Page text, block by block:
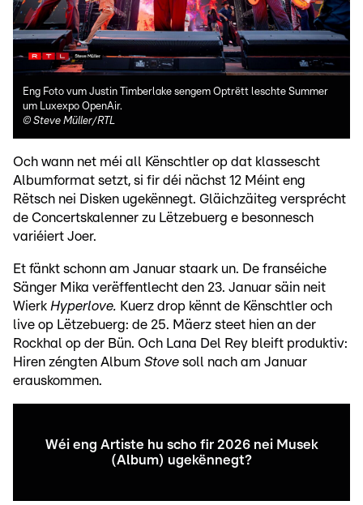
Eng Foto vum Justin Timberlake sengem Optrëtt leschte Summer
um Luxexpo OpenAir.
© Steve Müller/RTL
Och wann net méi all Kënschtler op dat klassescht
Albumformat setzt, si fir déi nächst 12 Méint eng
Rëtsch nei Disken ugekënnegt. Gläichzäiteg versprécht
de Concertskalenner zu Lëtzebuerg e besonnesch
variéiert Joer.
Et fänkt schonn am Januar staark un. De franséiche
Sänger Mika verëffentlecht den 23. Januar säin neit
Wierk Hyperlove. Kuerz drop kënnt de Kënschtler och
live op Lëtzebuerg: de 25. Mäerz steet hien an der
Rockhal op der Bün. Och Lana Del Rey bleift produktiv:
Hiren zéngten Album Stove soll nach am Januar
erauskommen.
Wéi eng Artiste hu scho fir 2026 nei Musek
(Album) ugekënnegt?